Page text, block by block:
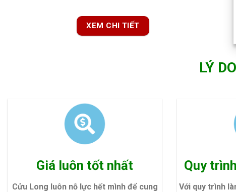
XEM CHI TIẾT
LÝ
Giá luôn tốt nhất
Cửu Long luôn nỗ lực hết mình để cung
Quy
Với quy trình